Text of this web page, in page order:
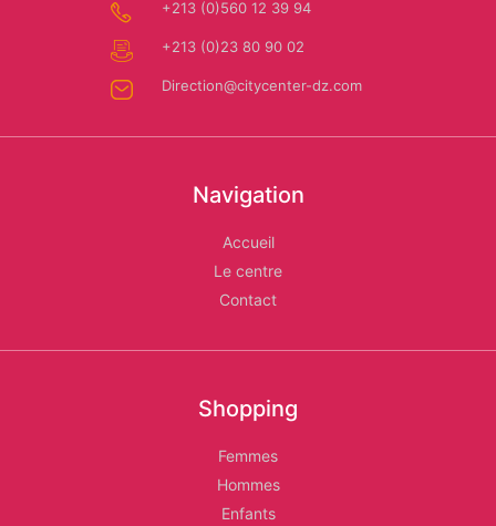
Autochrono
+213 (0)560 12 39 94
+213 (0)23 80 90 02
Direction@citycenter-dz.com
Navigation
Accueil
Le centre
Contact
Shopping
Femmes
Hommes
Enfants